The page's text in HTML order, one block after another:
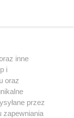
inne
i
oraz
przez
zapewniania